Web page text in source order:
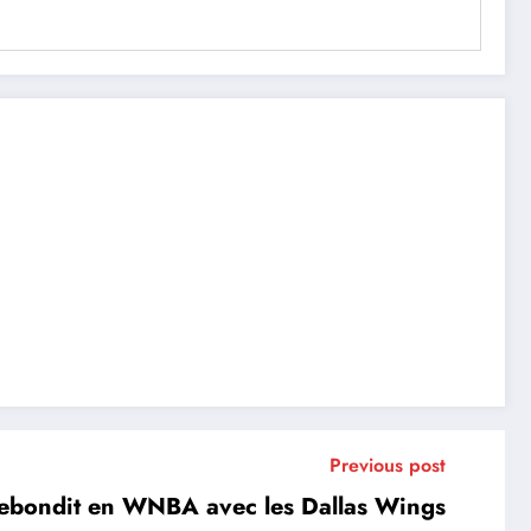
Previous post
en WNBA avec les Dallas Wings